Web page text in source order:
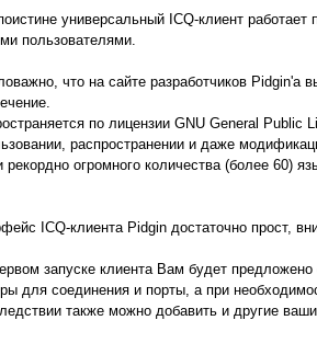
универсальный ICQ-клиент
пользователями.
что на сайте разработчиков
по лицензии GNU General
распространении и даже
рекордно огромного количества (более 60)
ICQ-клиента Pidgin достаточно прост,
запуске клиента Вам будет
для соединения и порты, а при
также можно добавить и другие